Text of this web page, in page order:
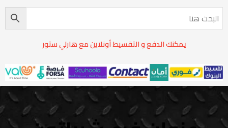
يمكنك الدفع و التقسيط أونلاين مع هارلي ستور